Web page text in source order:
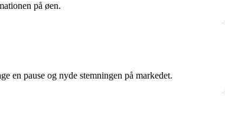
på øen.
en pause og nyde stemningen på markedet.